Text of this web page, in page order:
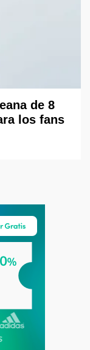
de 8
los fans